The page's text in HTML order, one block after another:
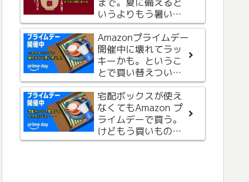
いうよりもう暑いの
で、お気に入りを購
入
Amazonプライムデー
開催中に壊れてラッ
キーかも。というこ
とで買い替えついで
に本も購入。
宅配ボックスが使え
なくてもAmazon プ
ライムデーで買う。
けどもう買いもの終
了です。